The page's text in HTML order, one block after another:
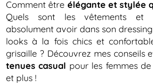
Comment être élégante et stylée
Quels sont les vêtements et
absolument avoir dans son
looks à la fois chics et
grisaille ? Découvrez mes conseils
tenues casual pour les femmes
et plus !